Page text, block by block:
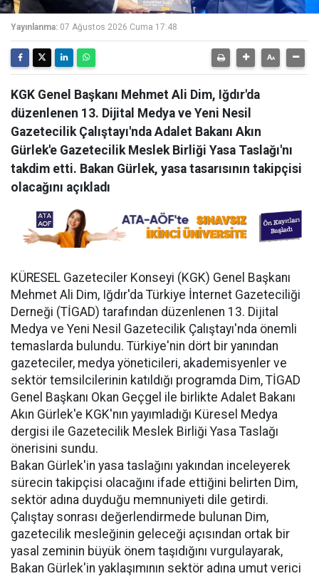
Yayınlanma: 07 Ağustos 2026 Cuma 17:48
KGK Genel Başkanı Mehmet Ali Dim, Iğdır'da
düzenlenen 13. Dijital Medya ve Yeni Nesil
Gazetecilik Çalıştayı'nda Adalet Bakanı Akın
Gürlek'e Gazetecilik Meslek Birliği Yasa Taslağı'nı
takdim etti. Bakan Gürlek, yasa tasarısının takipçisi
olacağını açıkladı
KÜRESEL Gazeteciler Konseyi (KGK) Genel Başkanı
Mehmet Ali Dim, Iğdır'da Türkiye İnternet Gazeteciliği
Derneği (TİGAD) tarafından düzenlenen 13. Dijital
Medya ve Yeni Nesil Gazetecilik Çalıştayı'nda önemli
temaslarda bulundu. Türkiye'nin dört bir yanından
gazeteciler, medya yöneticileri, akademisyenler ve
sektör temsilcilerinin katıldığı programda Dim, TİGAD
Genel Başkanı Okan Geçgel ile birlikte Adalet Bakanı
Akın Gürlek'e KGK'nın yayımladığı Küresel Medya
dergisi ile Gazetecilik Meslek Birliği Yasa Taslağı
önerisini sundu.
Bakan Gürlek'in yasa taslağını yakından inceleyerek
sürecin takipçisi olacağını ifade ettiğini belirten Dim,
sektör adına duyduğu memnuniyeti dile getirdi.
Çalıştay sonrası değerlendirmede bulunan Dim,
gazetecilik mesleğinin geleceği açısından ortak bir
yasal zeminin büyük önem taşıdığını vurgulayarak,
Bakan Gürlek'in yaklaşımının sektör adına umut verici